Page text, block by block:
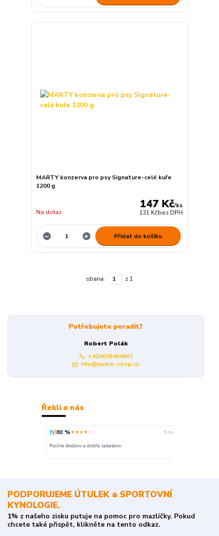
MARTY konzerva pro psy Signature-celé kuře
1200 g
147 Kč/ks
131 Kčbez DPH
Na dotaz
Přidat do košíku
strana z 1
Potřebujete poradit?
Robert Polák
+420606494961
info@jackie-shop.cz
Řekli o nás
80 %★★★★☆ 5. srpna
Rychle dodáno a dobře zabaleno.
PODPORUJEME ÚTULEK a SPORTOVNÍ
KYNOLOGIE.
1% z našeho zisku putuje na pomoc pro mazlíčky. Pokud
chcete také přispět, klikněte na tento odkaz.